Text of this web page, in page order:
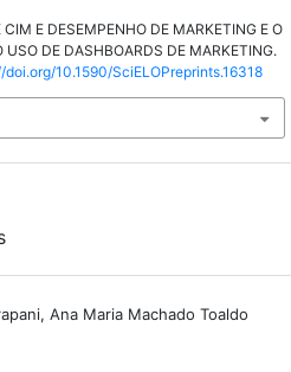
E DESEMPENHO DE MARKETING E O
USO DE DASHBOARDS DE MARKETING.
doi.org/10.1590/SciELOPreprints.16318
Ana Maria Machado Toaldo